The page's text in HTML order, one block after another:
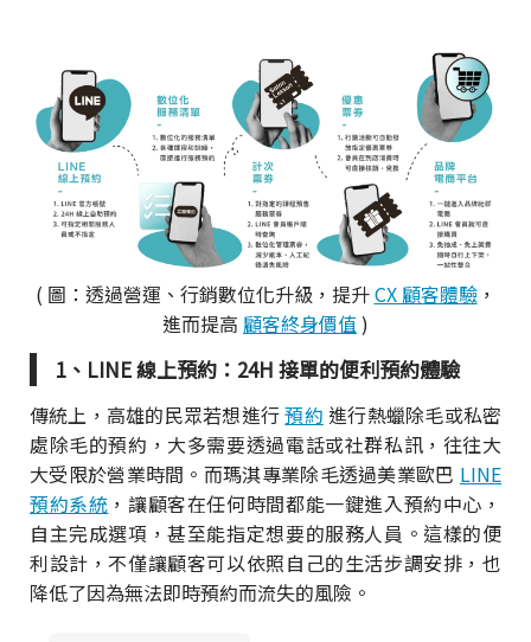
( 圖：透過營運、行銷數位化升級，提升CX 顧客體驗，
進而提高 顧客終身價值)
1、LINE 線上預約：24H 接單的便利預約體驗
傳統上，高雄的民眾若想進行預約 進行熱蠟除毛或私密
處除毛的預約，大多需要透過電話或社群私訊，往往大
大受限於營業時間。而瑪淇專業除毛透過美業歐巴 LINE
預約系統 ，讓顧客在任何時間都能一鍵進入預約中心，
自主完成選項，甚至能指定想要的服務人員。這樣的便
利設計，不僅讓顧客可以依照自己的生活步調安排，也
降低了因為無法即時預約而流失的風險。